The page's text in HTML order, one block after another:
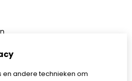
en andere technieken om